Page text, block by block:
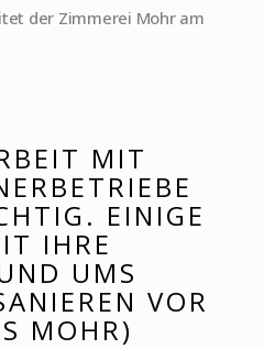
der Zimmerei Mohr am
MIT
EINIGE
IHRE
UMS
VOR
MOHR)